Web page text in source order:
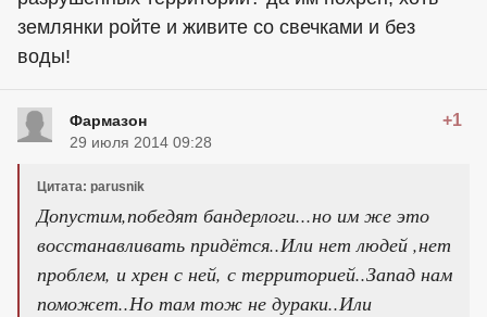
землянки ройте и живите со свечками и без
воды!
Фармазон +1
29 июля 2014 09:28
Цитата: parusnik
Допустим,победят бандерлоги...но им же это
восстанавливать придётся..Или нет людей ,нет
проблем, и хрен с ней, с территорией..Запад нам
поможет..Но там тож не дураки..Или